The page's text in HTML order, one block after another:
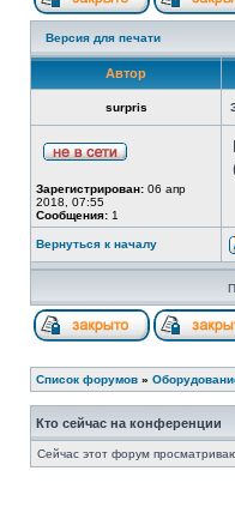
Версия для печати
Автор
surpris
Зарегистрирован: 06 апр
2018, 07:55
Сообщения: 1
Вернуться к началу
Список форумов »
Кто сейчас на конференции
Сейчас этот форум